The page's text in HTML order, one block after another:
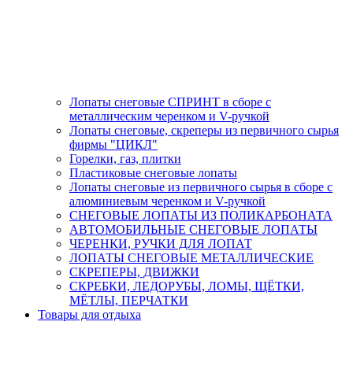
Лопаты снеговые СПРИНТ в сборе с
металлическим черенком и V-ручкой
Лопаты снеговые, скреперы из первичного сырья
фирмы "ЦИКЛ"
Горелки, газ, плитки
Пластиковые снеговые лопаты
Лопаты снеговые из первичного сырья в сборе с
алюминиевым черенком и V-ручкой
СНЕГОВЫЕ ЛОПАТЫ ИЗ ПОЛИКАРБОНАТА
АВТОМОБИЛЬНЫЕ СНЕГОВЫЕ ЛОПАТЫ
ЧЕРЕНКИ, РУЧКИ ДЛЯ ЛОПАТ
ЛОПАТЫ СНЕГОВЫЕ МЕТАЛЛИЧЕСКИЕ
СКРЕПЕРЫ, ДВИЖКИ
СКРЕБКИ, ЛЕДОРУБЫ, ЛОМЫ, ЩЁТКИ,
МЁТЛЫ, ПЕРЧАТКИ
Товары для отдыха